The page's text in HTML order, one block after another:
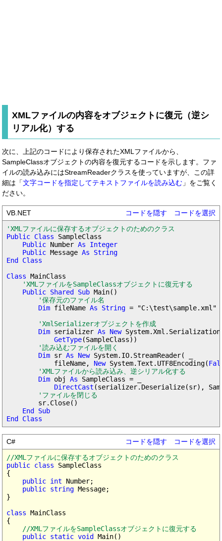
XMLファイルの内容をオブジェクトに復元（逆シ
リアル化）する
次に、上記のコードにより保存されたXMLファイルから、
SampleClassオブジェクトの内容を復元するコードを示します。ファ
イルの読み込みにはStreamReaderクラスを使っていますが、この詳
細は「文字コードを指定してテキストファイルを読み込む 」をご覧く
ださい。
VB.NET コードを隠す
コードを選択
'XMLファイルに保存するオブジェクトのためのクラス
Public Class SampleClass
Public Number As Integer
    Public
Message As String
End Class
Class MainClass
'XMLファイルをSampleClassオブジェクトに復元する
Public Shared Sub Main()
'保存元のファイル名
Dim fileName As String = "C:\test\sample.xml"
'XmlSerializerオブジェクトを作成
Dim serializer As New
GetType(SampleClass))
'読み込むファイルを開く
Dim sr As New System.IO.StreamReader( _
            fileName,
New System.Text.UTF8Encoding(
'XMLファイルから読み込み、逆シリアル化する
Dim obj As SampleClass = _
DirectCast (serializer.Deserialize(sr),
'ファイルを閉じる
        sr.Close()
End Sub
End Class
C# コードを隠す
コードを選択
//XMLファイルに保存するオブジェクトのためのクラス
public class SampleClass
{
public int Number;
public string Message;
}
class MainClass
{
//XMLファイルをSampleClassオブジェクトに復元する
public static void
Main()